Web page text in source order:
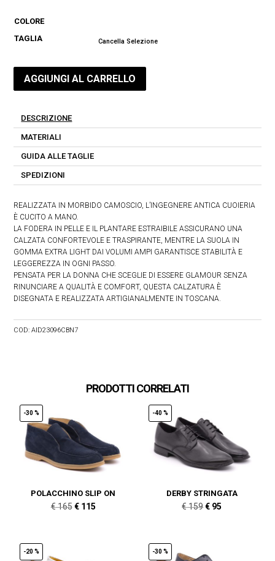
€ 175.
COLORE
TAGLIA
Cancella Selezione
AGGIUNGI AL CARRELLO
DESCRIZIONE
MATERIALI
GUIDA ALLE TAGLIE
SPEDIZIONI
REALIZZATA IN MORBIDO CAMOSCIO, L’INGEGNERE ANTICA CUOIERIA
È CUCITO A MANO.
LA FODERA IN PELLE E IL PLANTARE ESTRAIBILE ASSICURANO UNA
CALZATA CONFORTEVOLE E TRASPIRANTE, MENTRE LA SUOLA IN
GOMMA EXTRA LIGHT DAI VOLUMI AMPI GARANTISCE STABILITÀ E
LEGGEREZZA IN OGNI PASSO.
PENSATA PER LA DONNA CHE SCEGLIE DI ESSERE GLAMOUR SENZA
RINUNCIARE A QUALITÀ E COMFORT, QUESTA CALZATURA È
DISEGNATA E REALIZZATA ARTIGIANALMENTE IN TOSCANA.
COD:AID23096CBN7
PRODOTTI CORRELATI
-30 %
POLACCHINO SLIP ON
€165 Il
€115Il
-40 %
DERBY STRINGATA
€159Il
€ 95
-20 % -30 %